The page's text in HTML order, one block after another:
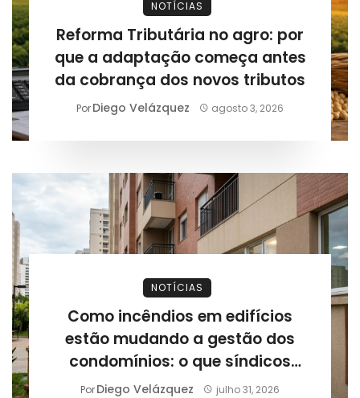
NOTÍCIAS
Reforma Tributária no agro: por
que a adaptação começa antes
da cobrança dos novos tributos
PorDiego Velázquez agosto 3, 2026
NOTÍCIAS
Como incêndios em edifícios
estão mudando a gestão dos
condomínios: o que síndicos
precisam revisar após novos
PorDiego Velázquez julho 31, 2026